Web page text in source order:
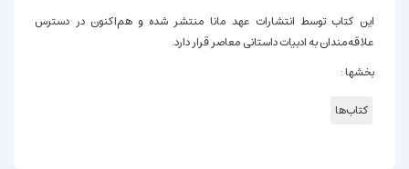
این کتاب توسط انتشارات عهد مانا منتشر شده و هم‌اکنون در دسترس
علاقه‌مندان به ادبیات داستانی معاصر قرار دارد.
بخشها :
کتاب‌ها